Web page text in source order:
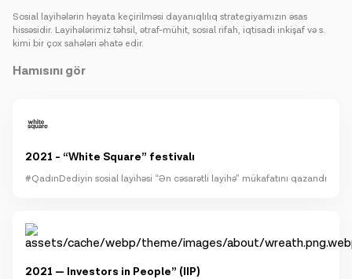
Sosial layihələrin həyata keçirilməsi dayanıqlılıq strategiyamızın əsas
hissəsidir. Layihələrimiz təhsil, ətraf-mühit, sosial rifah, iqtisadi inkişaf və s.
kimi bir çox sahələri əhatə edir.
Hamısını gör
2021 - “White Square” festivalı
#QadınDediyin sosial layihəsi “Ən cəsarətli layihə” mükafatını qazandı
2021 — Investors in People” (IIP)